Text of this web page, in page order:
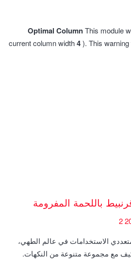
Optimal ColumnThis module
current column width4). This
باللحمة المفرومة
الاستخدامات في عالم الطهي،
مع مجموعة متنوعة من النكهات.